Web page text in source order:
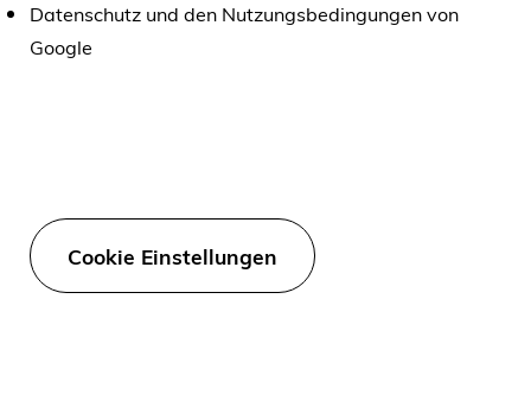
Datenschutz und den Nutzungsbedingungen von
Google
Cookie Einstellungen